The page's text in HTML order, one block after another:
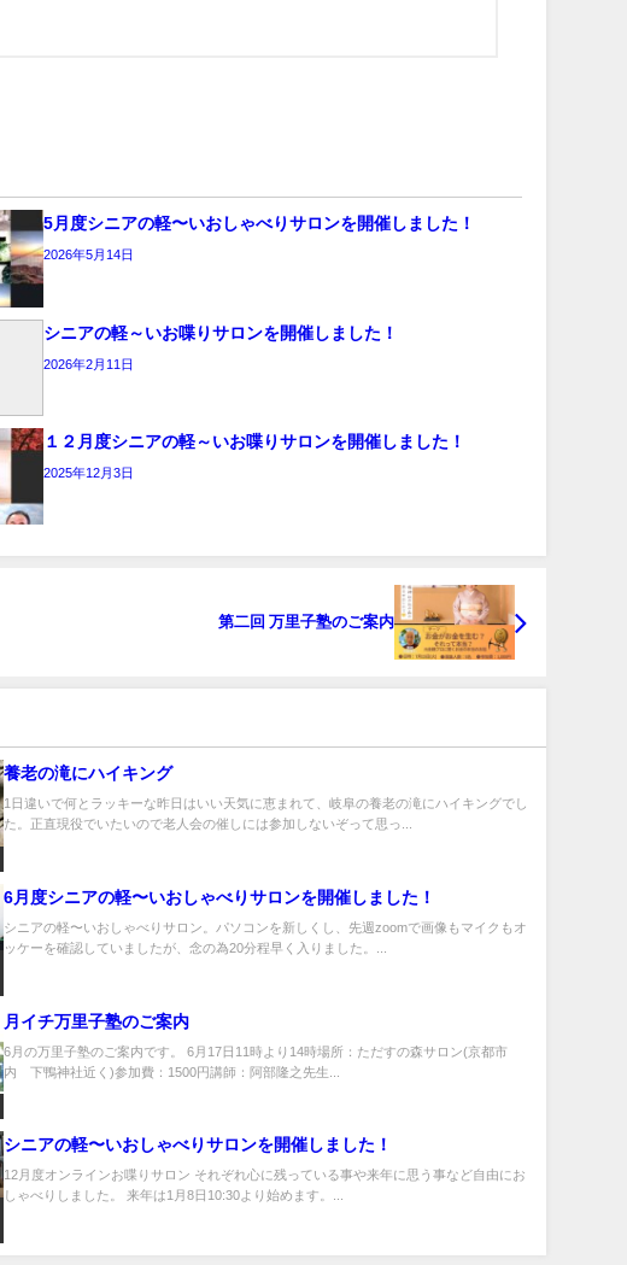
5月度シニアの軽〜いおしゃべりサロンを開催しました！
2026年5月14日
シニアの軽～いお喋りサロンを開催しました！
2026年2月11日
１２月度シニアの軽～いお喋りサロンを開催しました！
2025年12月3日
第二回 万里子塾のご案内
養老の滝にハイキング
1日違いで何とラッキーな昨日はいい天気に恵まれて、岐阜の養老の滝にハイキングでし
た。正直現役でいたいので老人会の催しには参加しないぞって思っ...
6月度シニアの軽〜いおしゃべりサロンを開催しました！
シニアの軽〜いおしゃべりサロン。パソコンを新しくし、先週zoomで画像もマイクもオ
ッケーを確認していましたが、念の為20分程早く入りました。...
月イチ万里子塾のご案内
6月の万里子塾のご案内です。 6月17日11時より14時場所：ただすの森サロン(京都市
内 下鴨神社近く)参加費：1500円講師：阿部隆之先生...
シニアの軽〜いおしゃべりサロンを開催しました！
12月度オンラインお喋りサロン それぞれ心に残っている事や来年に思う事など自由にお
しゃべりしました。 来年は1月8日10:30より始めます。...